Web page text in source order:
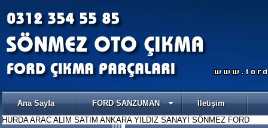
Ana Sayfa FORD SANZUMAN
İletişim
HURDA ARAC ALIM SATIM ANKARA YILDIZ SANAYİ SÖNMEZ FORD